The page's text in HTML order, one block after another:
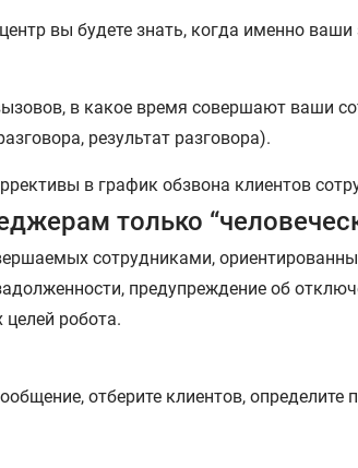
вы будете знать, когда именно
в какое время совершают ваши
результат разговора).
в график обзвона клиентов
только
сотрудниками,
предупреждение об
целей робота.
отберите клиентов,